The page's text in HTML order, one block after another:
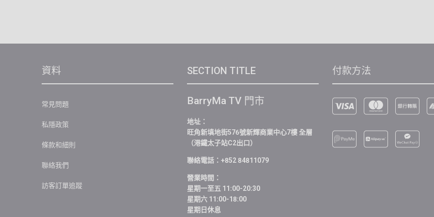
資料
常見問題
私隱政策
條款和細則
聯絡我們
訪客訂單追蹤
SECTION TITLE
BarryMa TV 門市
地址：
旺角新填地街576號新輝商業中心7樓 全層
（港鐵太子站C2出口）
聯絡電話：+852 84811079
營業時間：
星期一至五 11:00-20:30
星期六 11:00-18:00
星期日休息
付款方法